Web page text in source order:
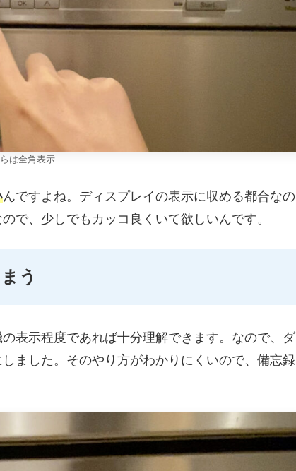
は全角表示
んですよね。ディスプレイの表示に収める都合なの
で、少しでもカッコ良くいて欲しいんです。
う
表示程度であれば十分理解できます。なので、ダ
ました。そのやり方がわかりにくいので、備忘録